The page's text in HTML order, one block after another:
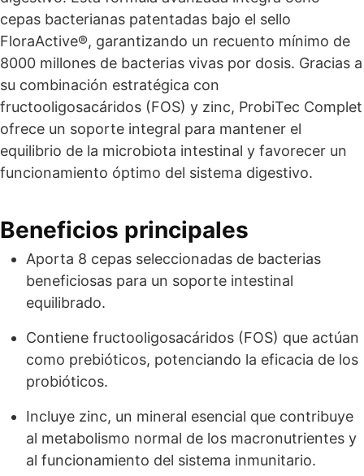
cepas bacterianas patentadas bajo el sello
FloraActive®, garantizando un recuento mínimo de
8000 millones de bacterias vivas por dosis. Gracias a
su combinación estratégica con
fructooligosacáridos (FOS) y zinc, ProbiTec Complet
ofrece un soporte integral para mantener el
equilibrio de la microbiota intestinal y favorecer un
funcionamiento óptimo del sistema digestivo.
Beneficios principales
Aporta 8 cepas seleccionadas de bacterias
beneficiosas para un soporte intestinal
equilibrado.
Contiene fructooligosacáridos (FOS) que actúan
como prebióticos, potenciando la eficacia de los
probióticos.
Incluye zinc, un mineral esencial que contribuye
al metabolismo normal de los macronutrientes y
al funcionamiento del sistema inmunitario.